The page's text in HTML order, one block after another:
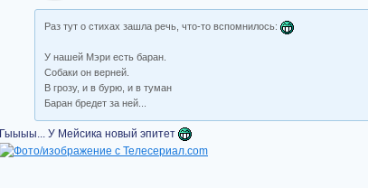
Раз тут о стихах зашла речь, что-то вспомнилось:
У нашей Мэри есть баран.
Собаки он верней.
В грозу, и в бурю, и в туман
Баран бредет за ней...
Гыыыы... У Мейсика новый эпитет